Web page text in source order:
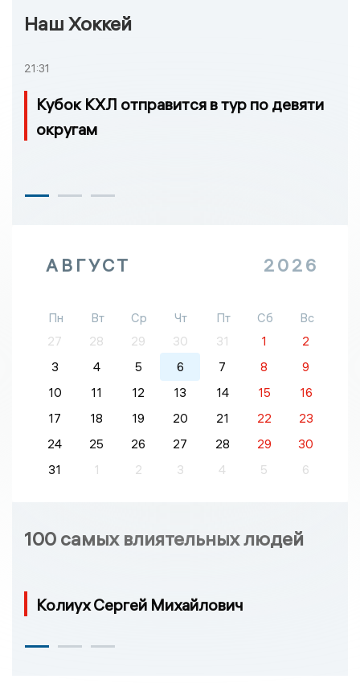
Наш Хоккей
21:31
Кубок КХЛ отправится в тур по девяти
округам
АВГУСТ 2026
Пн Вт Ср Чт Пт Сб
Вс
27
28 29 30 31 1
2
3
4 5 6 7 8
9
10
11 12 13 14 15
16
17
18 19 20 21 22
23
24
25 26 27 28 29
30
31
1 2 3 4 5 6
100 самых влиятельных людей
Колиух Сергей Михайлович